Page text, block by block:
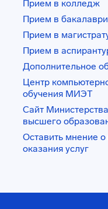
Прием в колледж
Прием в
Прием в
Прием в
Дополнительное
Центр
обучения МИЭТ
Сайт
высшего
Оставить мнение о
оказания услуг